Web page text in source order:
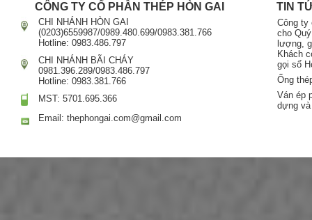
CÔNG TY CỔ PHẦN THÉP HÒN GAI
CHI NHÁNH HÒN GAI
(0203)6559987/0989.480.699/0983.381.766
Hotline: 0983.486.797
CHI NHÁNH BÃI CHÁY
0981.396.289/0983.486.797
Hotline: 0983.381.766
MST: 5701.695.366
Email: thephongai.com@gmail.com
TIN
Công ty
cho
lượng,
Khách
gọi số
Ống
Ván ép
dựng